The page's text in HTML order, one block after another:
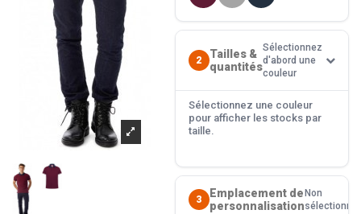
2
Tailles &
quantités
Sélectionnez
d'abord une
couleur
Sélectionnez une couleur
pour afficher les stocks par
taille.
3
Emplacement de
personnalisation
Non
sélectionné